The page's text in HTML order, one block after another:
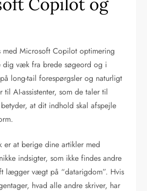
Copilot og
med Microsoft Copilot optimering
dig væk fra brede søgeord og i
long-tail forespørgsler og naturligt
til AI-assistenter, som de taler til
betyder, at dit indhold skal afspejle
er at berige dine artikler med
indsigter, som ikke findes andre
lægger vægt på “datarigdom”. Hvis
hvad alle andre skriver, har